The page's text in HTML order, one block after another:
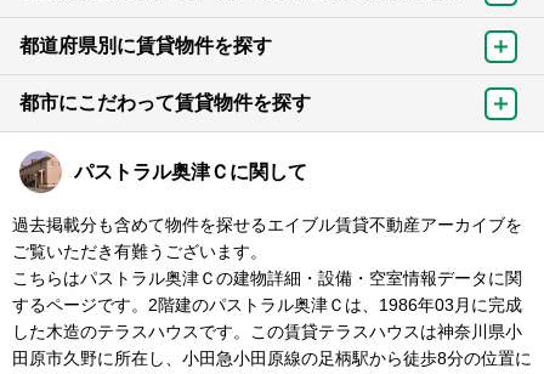
都道府県別に賃貸物件を探す
都市にこだわって賃貸物件を探す
パストラル奥津Ｃに関して
過去掲載分も含めて物件を探せるエイブル賃貸不動産アーカイブを
ご覧いただき有難うございます。
こちらはパストラル奥津Ｃの建物詳細・設備・空室情報データに関
するページです。2階建のパストラル奥津Ｃは、1986年03月に完成
した木造のテラスハウスです。この賃貸テラスハウスは神奈川県小
田原市久野に所在し、小田急小田原線の足柄駅から徒歩8分の位置に